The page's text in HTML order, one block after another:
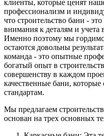
клиенты, которые ценят
профессионализм и
что строительство бани -
внимания к деталям и учета
Именно поэтому мы
остаются довольны
команда - это опытные
богатый опыт в
совершенству в каждом
качественные бани,
стандартам.
Мы предлагаем
основан на трех основных